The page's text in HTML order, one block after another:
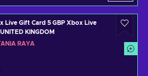
Live Gift Card 5 GBP Xbox Live
KINGDOM
RAYA